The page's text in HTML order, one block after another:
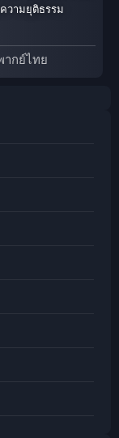
วามยุติธรรม
ากย์ไทย